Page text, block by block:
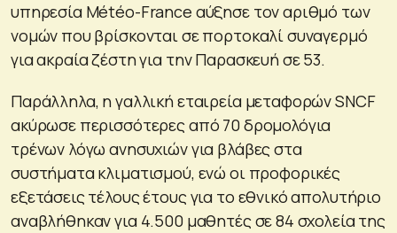
υπηρεσία Météo-France αύξησε τον αριθμό των
νομών που βρίσκονται σε πορτοκαλί συναγερμό
για ακραία ζέστη για την Παρασκευή σε 53.
Παράλληλα, η γαλλική εταιρεία μεταφορών SNCF
ακύρωσε περισσότερες από 70 δρομολόγια
τρένων λόγω ανησυχιών για βλάβες στα
συστήματα κλιματισμού, ενώ οι προφορικές
εξετάσεις τέλους έτους για το εθνικό απολυτήριο
αναβλήθηκαν για 4.500 μαθητές σε 84 σχολεία της